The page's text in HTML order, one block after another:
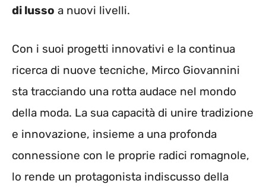
di lusso a nuovi livelli.
Con i suoi progetti innovativi e la continua
ricerca di nuove tecniche, Mirco Giovannini
sta tracciando una rotta audace nel mondo
della moda. La sua capacità di unire tradizione
e innovazione, insieme a una profonda
connessione con le proprie radici romagnole,
lo rende un protagonista indiscusso della